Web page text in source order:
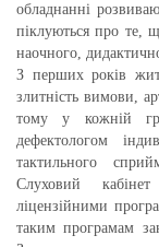
обладнанні
піклуються про те,
наочного,
З перших років
злитність вимови,
тому у кожній
дефектологом
тактильного
Слуховий
ліцензійними
таким програмам